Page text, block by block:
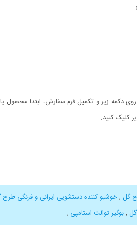
دکمه زیر و تکمیل فرم سفارش، ابتدا محصول
کلیک کنید.
گل ,خوشبو کننده دستشویی ایرانی و فرنگی طرح
,بوگیر توالت استامپی ,